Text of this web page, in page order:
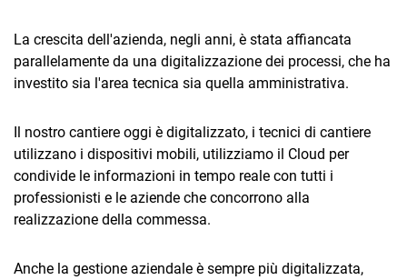
La crescita dell'azienda, negli anni, è stata affiancata
parallelamente da una digitalizzazione dei processi, che ha
investito sia l'area tecnica sia quella amministrativa.
Il nostro cantiere oggi è digitalizzato, i tecnici di cantiere
utilizzano i dispositivi mobili, utilizziamo il Cloud per
condivide le informazioni in tempo reale con tutti i
professionisti e le aziende che concorrono alla
realizzazione della commessa.
Anche la gestione aziendale è sempre più digitalizzata,